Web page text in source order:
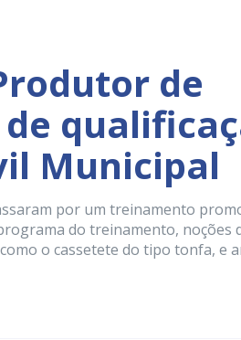
de
Municipal
por um treinamento
do treinamento, noções
o cassetete do tipo tonfa, e